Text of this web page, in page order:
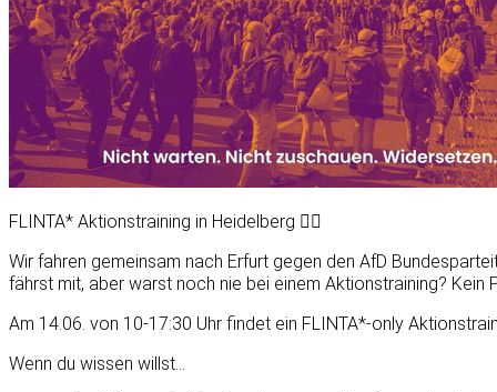
FLINTA* Aktionstraining in Heidelberg ❤️‍🔥
Wir fahren gemeinsam nach Erfurt gegen den AfD
fährst mit, aber warst noch nie bei einem Aktionstraining? Kein
Am 14.06. von 10-17:30 Uhr findet ein FLINTA*-only
Wenn du wissen willst...